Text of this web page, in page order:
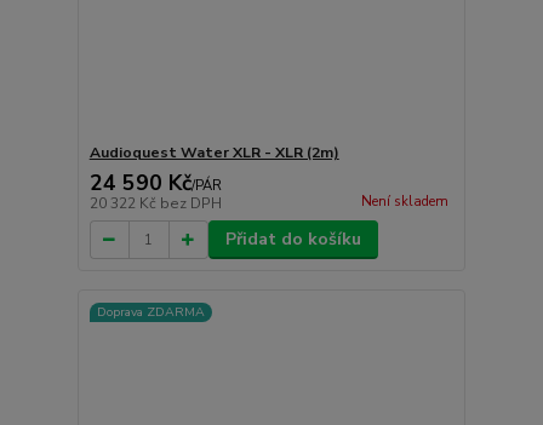
Audioquest Water XLR - XLR (2m)
24 590 Kč/PÁR
20 322 Kč bez DPH Není skladem
Přidat do košíku
Doprava ZDARMA